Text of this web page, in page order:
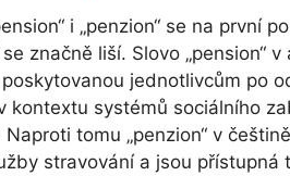
i „penzion“ se na první
značně liší. Slovo „pension“
jednotlivcům po
kontextu systémů sociálního
Naproti tomu „penzion“ v
stravování a jsou